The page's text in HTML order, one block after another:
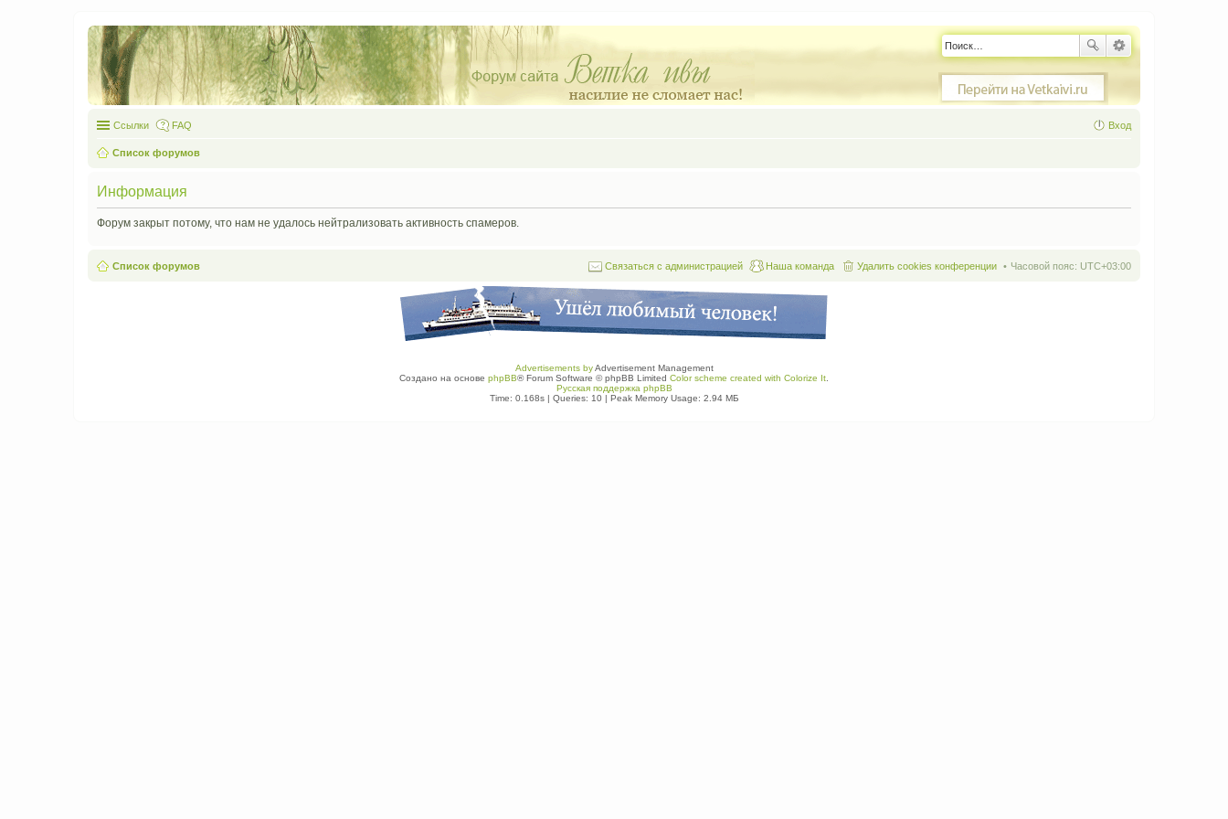
Ссылки FAQ Вход
Список форумов
Информация
Форум закрыт потому, что нам не удалось нейтрализовать активность спамеров.
Список форумов Часовой пояс: UTC+03:00
Удалить cookies конференции
Наша команда
Связаться с администрацией
Advertisements byAdvertisement Management
Создано на основе phpBB® Forum Software © phpBB Limited Color scheme created with Colorize It
Русская поддержка phpBB
Time: 0.168s| Queries: 10| Peak Memory Usage: 2.94 МБ